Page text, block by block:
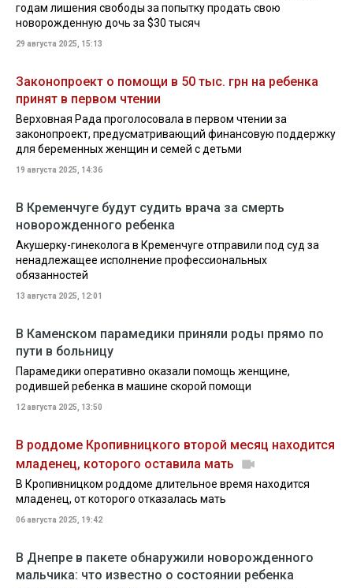
годам лишения свободы за попытку продать свою
новорожденную дочь за $30 тысяч
29 августа 2025, 15:13
Законопроект о помощи в 50 тыс. грн на ребенка
принят в первом чтении
Верховная Рада проголосовала в первом чтении за
законопроект, предусматривающий финансовую поддержку
для беременных женщин и семей с детьми
19 августа 2025, 14:36
В Кременчуге будут судить врача за смерть
новорожденного ребенка
Акушерку-гинеколога в Кременчуге отправили под суд за
ненадлежащее исполнение профессиональных
обязанностей
13 августа 2025, 12:01
В Каменском парамедики приняли роды прямо по
пути в больницу
Парамедики оперативно оказали помощь женщине,
родившей ребенка в машине скорой помощи
12 августа 2025, 13:50
В роддоме Кропивницкого второй месяц находится
младенец, которого оставила мать
В Кропивницком роддоме длительное время находится
младенец, от которого отказалась мать
06 августа 2025, 19:42
В Днепре в пакете обнаружили новорожденного
мальчика: что известно о состоянии ребенка